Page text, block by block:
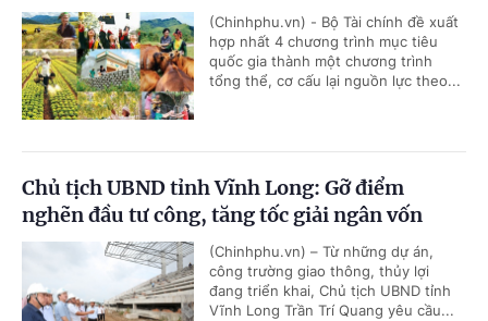
(Chinhphu.vn) - Bộ Tài chính đề xuất
hợp nhất 4 chương trình mục tiêu
quốc gia thành một chương trình
tổng thể, cơ cấu lại nguồn lực theo...
Chủ tịch UBND tỉnh Vĩnh Long: Gỡ điểm
nghẽn đầu tư công, tăng tốc giải ngân vốn
(Chinhphu.vn) – Từ những dự án,
công trường giao thông, thủy lợi
đang triển khai, Chủ tịch UBND tỉnh
Vĩnh Long Trần Trí Quang yêu cầu...